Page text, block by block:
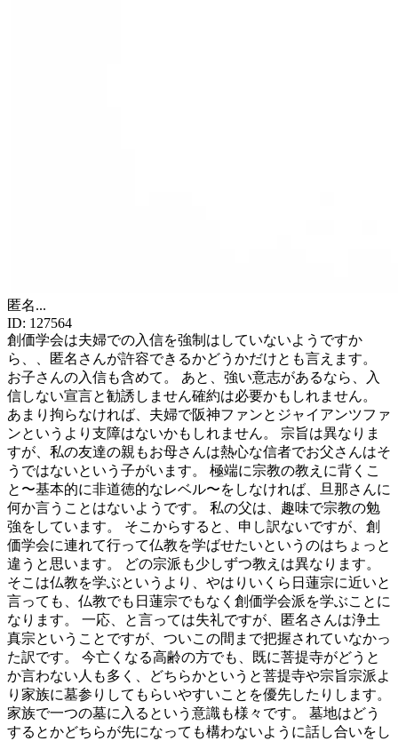
匿名...
ID: 127564
創価学会は夫婦での入信を強制はしていないようですか
ら、、匿名さんが許容できるかどうかだけとも言えます。
お子さんの入信も含めて。 あと、強い意志があるなら、入
信しない宣言と勧誘しません確約は必要かもしれません。
あまり拘らなければ、夫婦で阪神ファンとジャイアンツファ
ンというより支障はないかもしれません。 宗旨は異なりま
すが、私の友達の親もお母さんは熱心な信者でお父さんはそ
うではないという子がいます。 極端に宗教の教えに背くこ
と〜基本的に非道徳的なレベル〜をしなければ、旦那さんに
何か言うことはないようです。 私の父は、趣味で宗教の勉
強をしています。 そこからすると、申し訳ないですが、創
価学会に連れて行って仏教を学ばせたいというのはちょっと
違うと思います。 どの宗派も少しずつ教えは異なります。
そこは仏教を学ぶというより、やはりいくら日蓮宗に近いと
言っても、仏教でも日蓮宗でもなく創価学会派を学ぶことに
なります。 一応、と言っては失礼ですが、匿名さんは浄土
真宗ということですが、ついこの間まで把握されていなかっ
た訳です。 今亡くなる高齢の方でも、既に菩提寺がどうと
か言わない人も多く、どちらかというと菩提寺や宗旨宗派よ
り家族に墓参りしてもらいやすいことを優先したりします。
家族で一つの墓に入るという意識も様々です。 墓地はどう
するとかどちらが先になっても構わないように話し合いをし